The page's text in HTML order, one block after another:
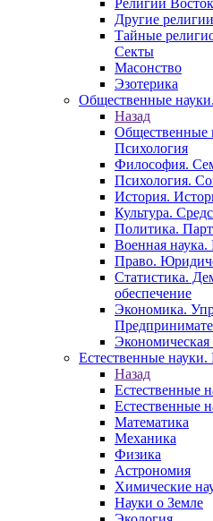
Религии
Другие религии
Тайные
Секты
Масонство
Эзотерика
Общественные
Назад
Общественные
Психология
Философия.
Психология.
История.
Культура.
Политика.
Военная
Право.
Статистика.
обеспечение
Экономика.
Экономическая
Естественные науки.
Назад
Естественные
Естественные
Математика
Механика
Физика
Астрономия
Химические
Науки о Земле